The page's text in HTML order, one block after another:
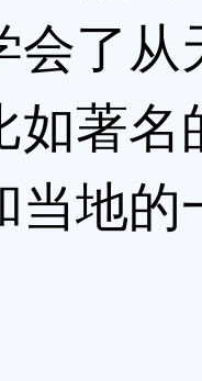
会了
如著
当地